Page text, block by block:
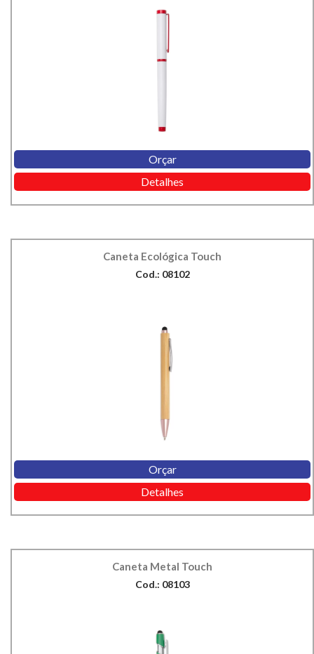
Orçar
Detalhes
Caneta Ecológica Touch
Cod.: 08102
Orçar
Detalhes
Caneta Metal Touch
Cod.: 08103